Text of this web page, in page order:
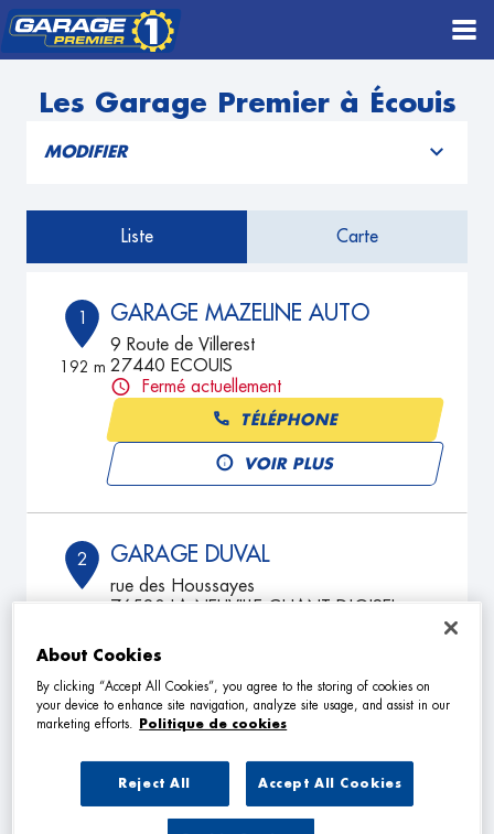
Les Garage Premier à Écouis
MODIFIER
Liste Carte
1
192 m
GARAGE MAZELINE AUTO
9 Route de Villerest
27440 ECOUIS
Fermé actuellement
TÉLÉPHONE
VOIR PLUS
2 GARAGE DUVAL
rue des Houssayes
76520 LA NEUVILLE CHANT D'OISEL
VOIR PLUS
3 NORMANDIE AUTO
About Cookies
By clicking “Accept All Cookies”, you agree to the storing of cookies on
your device to enhance site navigation, analyze site usage, and assist in our
marketing efforts.
Politique de cookies
Reject All Accept All Cookies